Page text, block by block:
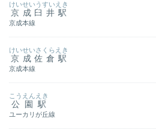
京成臼井駅
けいせいうすいえき
京成本線
京成佐倉駅
けいせいさくらえき
京成本線
公園駅
こうえんえき
ユーカリが丘線